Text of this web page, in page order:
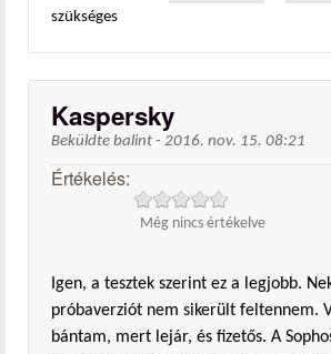
szükséges
Kaspersky
Beküldte balint - 2016. nov. 15. 08:21
Értékelés:
Még nincs értékelve
Igen, a tesztek szerint ez a legjobb.
próbaverziót nem sikerült feltennem.
bántam, mert lejár, és fizetős. A